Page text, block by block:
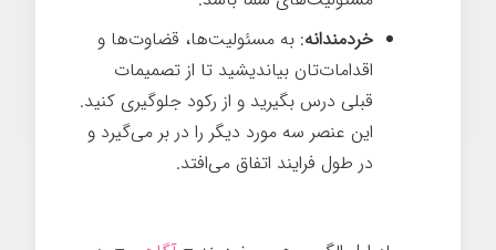
خردمندانه: به مسئولیت‌ها، قضاوت‌ها و
اقدامات‌تان بیاندیشید تا از تصمیمات
قبلی درس بگیرید و از رکود جلوگیری کنید.
این عنصر سه مورد دیگر را در بر می‌گیرد و
در طول فرایند اتفاق می‌افتد.